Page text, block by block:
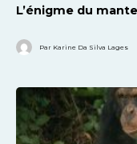
L’énigme du
Par Karine Da Silva Lages